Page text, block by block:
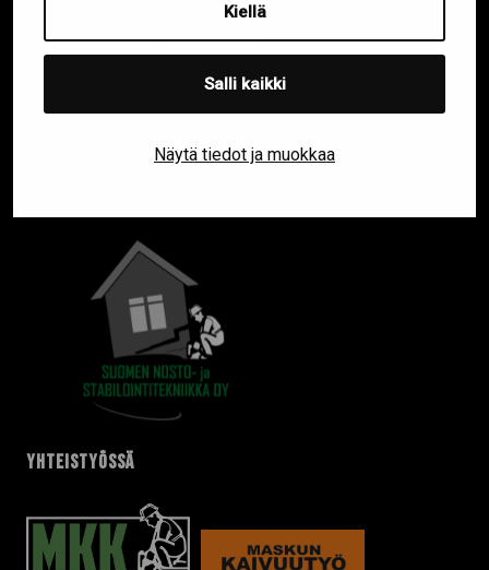
Kiellä
Salli kaikki
Näytä tiedot ja muokkaa
Etelä-Suomen toimipiste
Keski- ja Pohjois-Suomen toimipiste
YHTEISTYÖSSÄ